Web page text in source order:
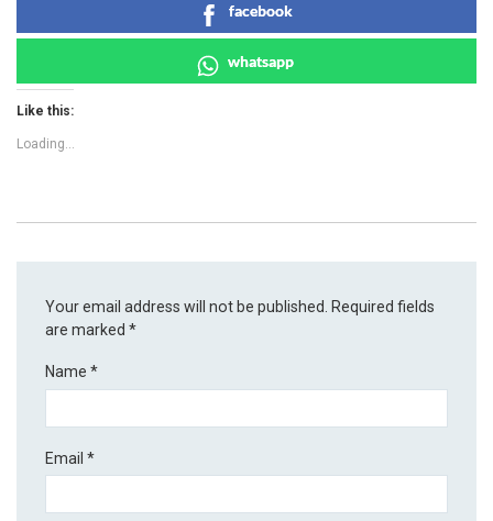
facebook
whatsapp
Like this:
Loading...
Your email address will not be published.
Required fields
are marked*
Name*
Email*